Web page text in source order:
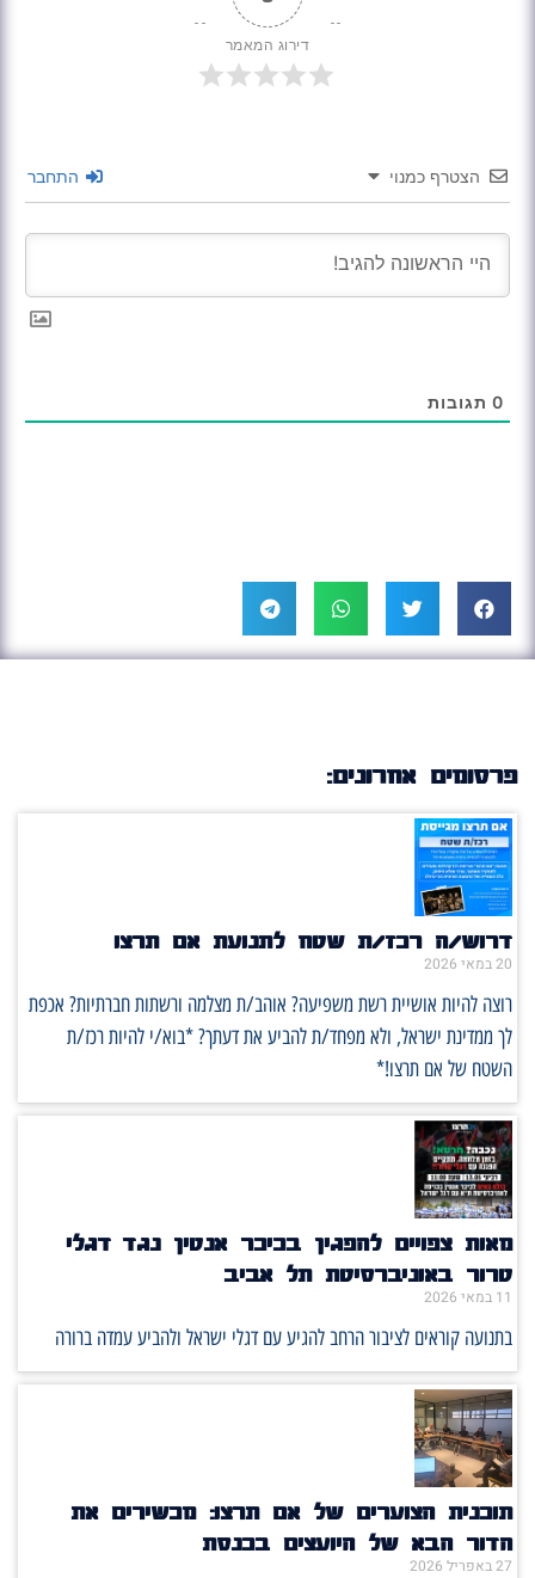
דירוג המאמר
הצטרף כמנוי התחבר
0 תגובות
פרסומים אחרונים:
דרוש/ה רכז/ת שטח לתנועת אם תרצו
20 במאי 2026
רוצה להיות אושיית רשת משפיעה? אוהב/ת מצלמה ורשתות חברתיות? אכפת
לך ממדינת ישראל, ולא מפחד/ת להביע את דעתך? *בוא/י להיות רכז/ת
השטח של אם תרצו!*
מאות צפויים להפגין בכיכר אנטין נגד דגלי
טרור באוניברסיטת תל אביב
11 במאי 2026
בתנועה קוראים לציבור הרחב להגיע עם דגלי ישראל ולהביע עמדה ברורה
תוכנית הצוערים של אם תרצו: מכשירים את
הדור הבא של היועצים בכנסת
27 באפריל 2026